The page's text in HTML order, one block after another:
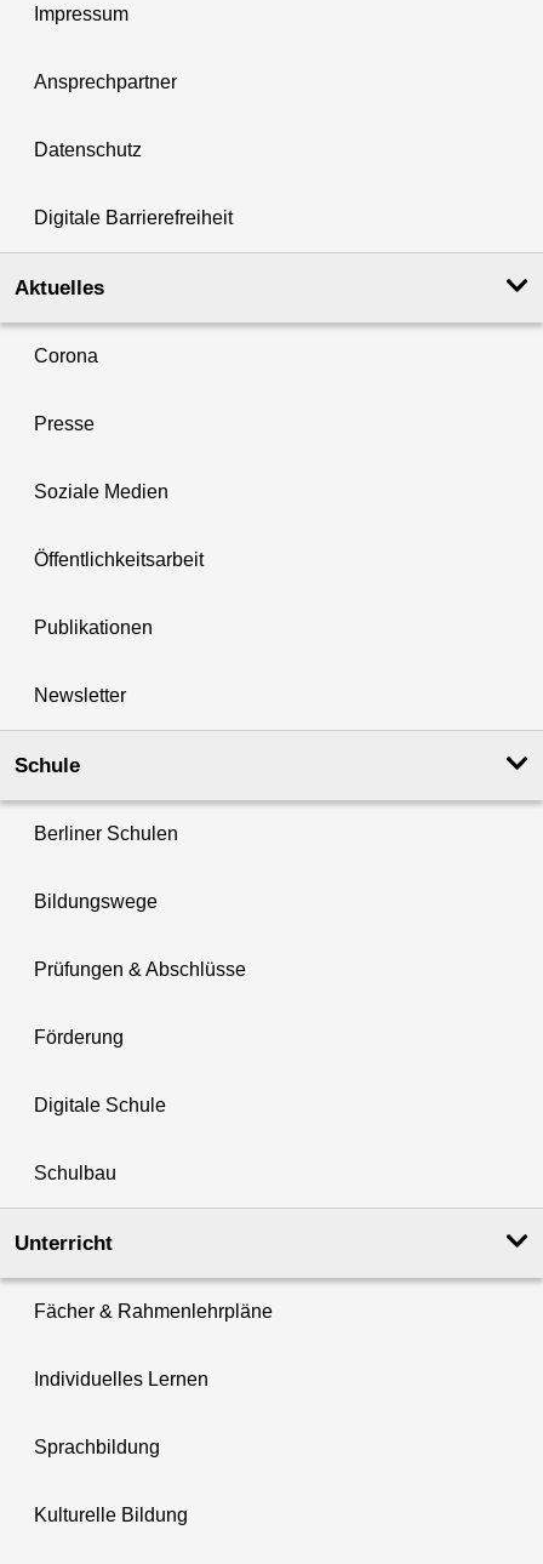
Impressum
Ansprechpartner
Datenschutz
Digitale Barrierefreiheit
Aktuelles
Corona
Presse
Soziale Medien
Öffentlichkeitsarbeit
Publikationen
Newsletter
Schule
Berliner Schulen
Bildungswege
Prüfungen & Abschlüsse
Förderung
Digitale Schule
Schulbau
Unterricht
Fächer & Rahmenlehrpläne
Individuelles Lernen
Sprachbildung
Kulturelle Bildung